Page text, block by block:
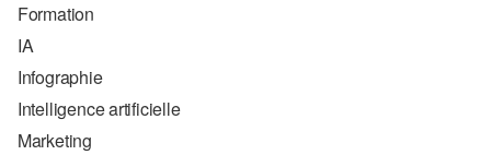
Formation
IA
Infographie
Intelligence artificielle
Marketing